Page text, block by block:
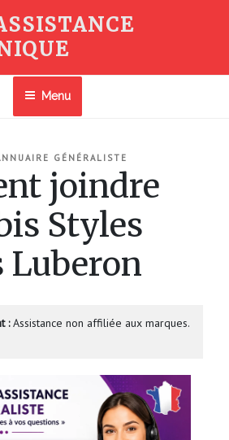
Menu
GÉNÉRALISTE
joindre
Styles
Luberon
:Assistance non affiliée aux marques.